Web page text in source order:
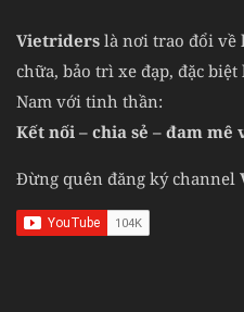
Vietriders là nơi trao đổi về
chữa, bảo trì xe đạp, đặc
Nam với tinh thần:
Kết nối – chia sẻ – đam
Đừng quên đăng ký channel